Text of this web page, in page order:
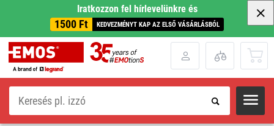
Iratkozzon fel hírlevelünkre és
1500 Ft KEDVEZMÉNYT KAP AZ ELSŐ VÁSÁRLÁSBÓL
Keresés